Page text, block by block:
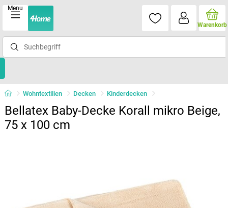
Menu
Warenkorb
Wohntextilien Decken Kinderdecken
Bellatex Baby-Decke Korall mikro Beige,
75 x 100 cm